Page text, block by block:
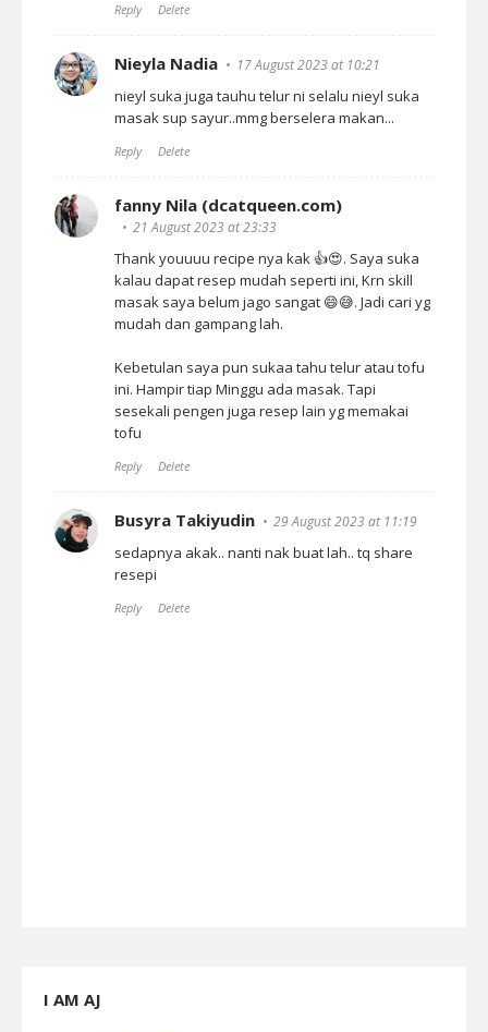
Reply Delete
Nieyla Nadia 17 August 2023 at 10:21
nieyl suka juga tauhu telur ni selalu nieyl suka
masak sup sayur..mmg berselera makan...
Reply Delete
fanny Nila (dcatqueen.com)
21 August 2023 at 23:33
Thank youuuu recipe nya kak 👍😍. Saya suka
kalau dapat resep mudah seperti ini, Krn skill
masak saya belum jago sangat 😄😅. Jadi cari yg
mudah dan gampang lah.
Kebetulan saya pun sukaa tahu telur atau tofu
ini. Hampir tiap Minggu ada masak. Tapi
sesekali pengen juga resep lain yg memakai
tofu
Reply Delete
Busyra Takiyudin 29 August 2023 at 11:19
sedapnya akak.. nanti nak buat lah.. tq share
resepi
Reply Delete
I AM AJ